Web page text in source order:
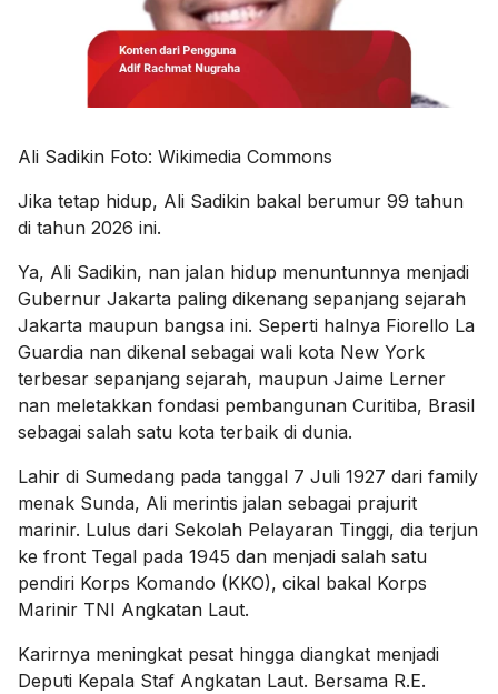
Ali Sadikin Foto: Wikimedia Commons
Jika tetap hidup, Ali Sadikin bakal berumur 99 tahun
di tahun 2026 ini.
Ya, Ali Sadikin, nan jalan hidup menuntunnya menjadi
Gubernur Jakarta paling dikenang sepanjang sejarah
Jakarta maupun bangsa ini. Seperti halnya Fiorello La
Guardia nan dikenal sebagai wali kota New York
terbesar sepanjang sejarah, maupun Jaime Lerner
nan meletakkan fondasi pembangunan Curitiba, Brasil
sebagai salah satu kota terbaik di dunia.
Lahir di Sumedang pada tanggal 7 Juli 1927 dari family
menak Sunda, Ali merintis jalan sebagai prajurit
marinir. Lulus dari Sekolah Pelayaran Tinggi, dia terjun
ke front Tegal pada 1945 dan menjadi salah satu
pendiri Korps Komando (KKO), cikal bakal Korps
Marinir TNI Angkatan Laut.
Karirnya meningkat pesat hingga diangkat menjadi
Deputi Kepala Staf Angkatan Laut. Bersama R.E.